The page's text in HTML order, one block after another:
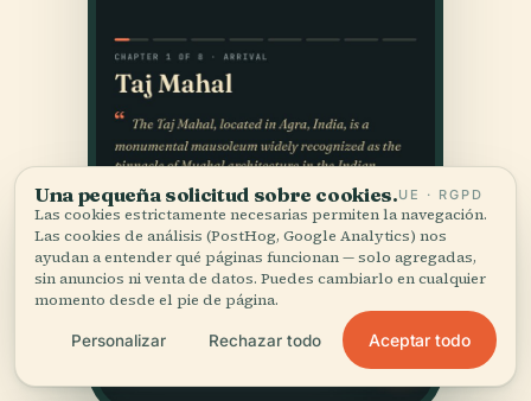
Una pequeña solicitud sobre cookies.UE · RGPD
Las cookies estrictamente necesarias permiten la navegación.
Las cookies de análisis (PostHog, Google Analytics) nos
ayudan a entender qué páginas funcionan — solo agregadas,
sin anuncios ni venta de datos. Puedes cambiarlo en cualquier
momento desde el pie de página.
Personalizar Rechazar todo Aceptar todo